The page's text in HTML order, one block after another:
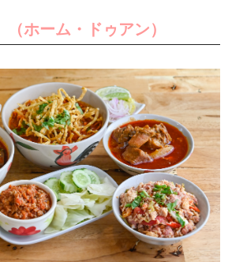
（ホーム・ドゥアン）